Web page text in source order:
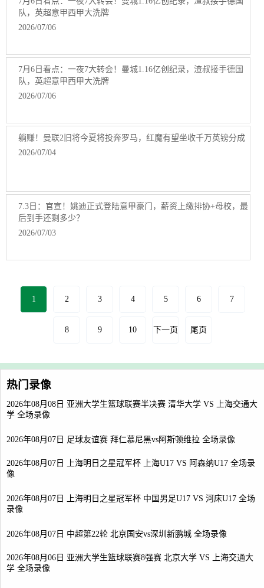
队，英超意甲西甲大洗牌
2026/07/06
7月6日看点：一夜7大转会！曼城1.16亿创纪录，渣叔接手德国
队，英超意甲西甲大洗牌
2026/07/06
躺赚！曼联2旧将今夏将投奔罗马，红魔有望坐收千万英镑分成
2026/07/04
7.3日：官宣！姚迪正式登陆意甲豪门，薪资上缴排协+母校，最
后到手还剩多少？
2026/07/03
1 2 3 4 5 6 7
8 9 10 下一页 尾页
热门录像
2026年08月08日 亚洲大学生篮球联赛半决赛 清华大学 VS 上海交通大
学 全场录像
2026年08月07日 足球友谊赛 拜仁慕尼黑vs阿斯顿维拉 全场录像
2026年08月07日 上海明日之星冠军杯 上海U17 VS 阿森纳U17 全场录
像
2026年08月07日 上海明日之星冠军杯 中国男足U17 VS 河床U17 全场
录像
2026年08月07日 中超第22轮 北京国安vs深圳新鹏城 全场录像
2026年08月06日 亚洲大学生篮球联赛8强赛 北京大学 VS 上海交通大
学 全场录像